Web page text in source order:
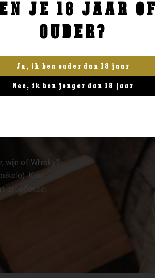
wijn of Whisky?
Kom
proeflokaal
JE 18 JAAR
OUDER?
Ja, ik ben ouder dan 18 jaar
Nee, ik ben jonger dan 18 jaar